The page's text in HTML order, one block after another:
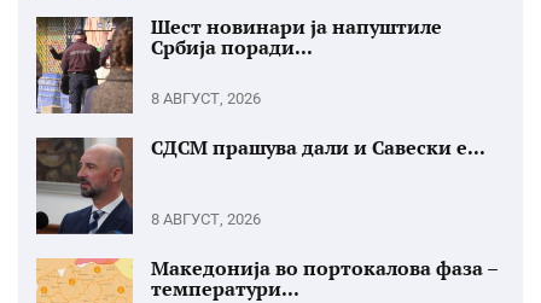
Шест новинари ја напуштиле
Србија поради...
8 АВГУСТ, 2026
СДСМ прашува дали и Савески е...
8 АВГУСТ, 2026
Македонија во портокалова фаза –
температури...